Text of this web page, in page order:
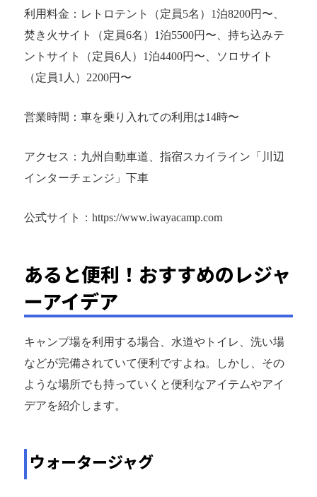
利用料金：レトロテント（定員5名）1泊8200円〜、
焚き火サイト（定員6名）1泊5500円〜、持ち込みテ
ントサイト（定員6人）1泊4400円〜、ソロサイト
（定員1人）2200円〜
営業時間：車を乗り入れての利用は14時〜
アクセス：九州自動車道、指宿スカイライン「川辺
インターチェンジ」下車
公式サイト：https://www.iwayacamp.com
あると便利！おすすめのレジャ
ーアイデア
キャンプ場を利用する場合、水道やトイレ、洗い場
などが完備されていて便利ですよね。しかし、その
ような場所でも持っていくと便利なアイテムやアイ
デアを紹介します。
ウォータージャグ